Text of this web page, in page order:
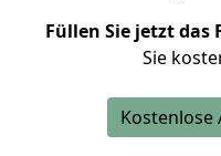
Füllen Sie jetzt das
Sie
Kostenlose